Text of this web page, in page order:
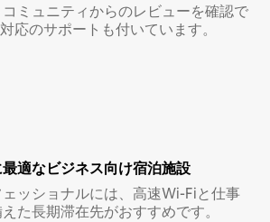
ミュニティからのレビューを確認で
応のサポートも付いています。
適⁠なビ⁠ジ⁠ネ⁠ス⁠向⁠け宿⁠泊⁠施⁠設
ッショナルには、高速Wi-Fiと仕事
た長期滞在先がおすすめです。